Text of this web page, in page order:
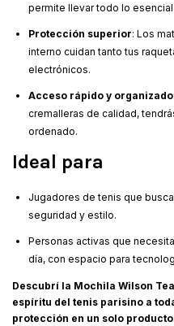
permite llevar todo lo
Protección superior: Los
interno cuidan tanto tus
electrónicos.
Acceso rápido y organizado
cremalleras de calidad,
ordenado.
Ideal para
Jugadores de tenis que
seguridad y estilo.
Personas activas que
día, con espacio para
Descubrí la Mochila Wilson
espíritu del tenis parisino a
protección en un solo